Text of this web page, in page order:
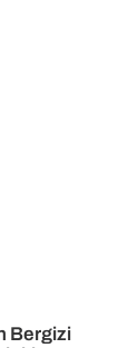
Bergizi